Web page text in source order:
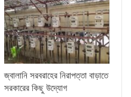
জ্বালানি সরবরাহের নিরাপত্তা বাড়াতে
সরকারের কিছু উদ্যোগ